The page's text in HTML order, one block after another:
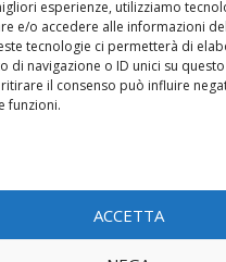
esperienze, utilizziamo
e/o accedere alle informazioni
tecnologie ci permetterà di
di navigazione o ID unici su
il consenso può influire
funzioni.
ACCETTA
Salento al…Salento!
SPONSOR